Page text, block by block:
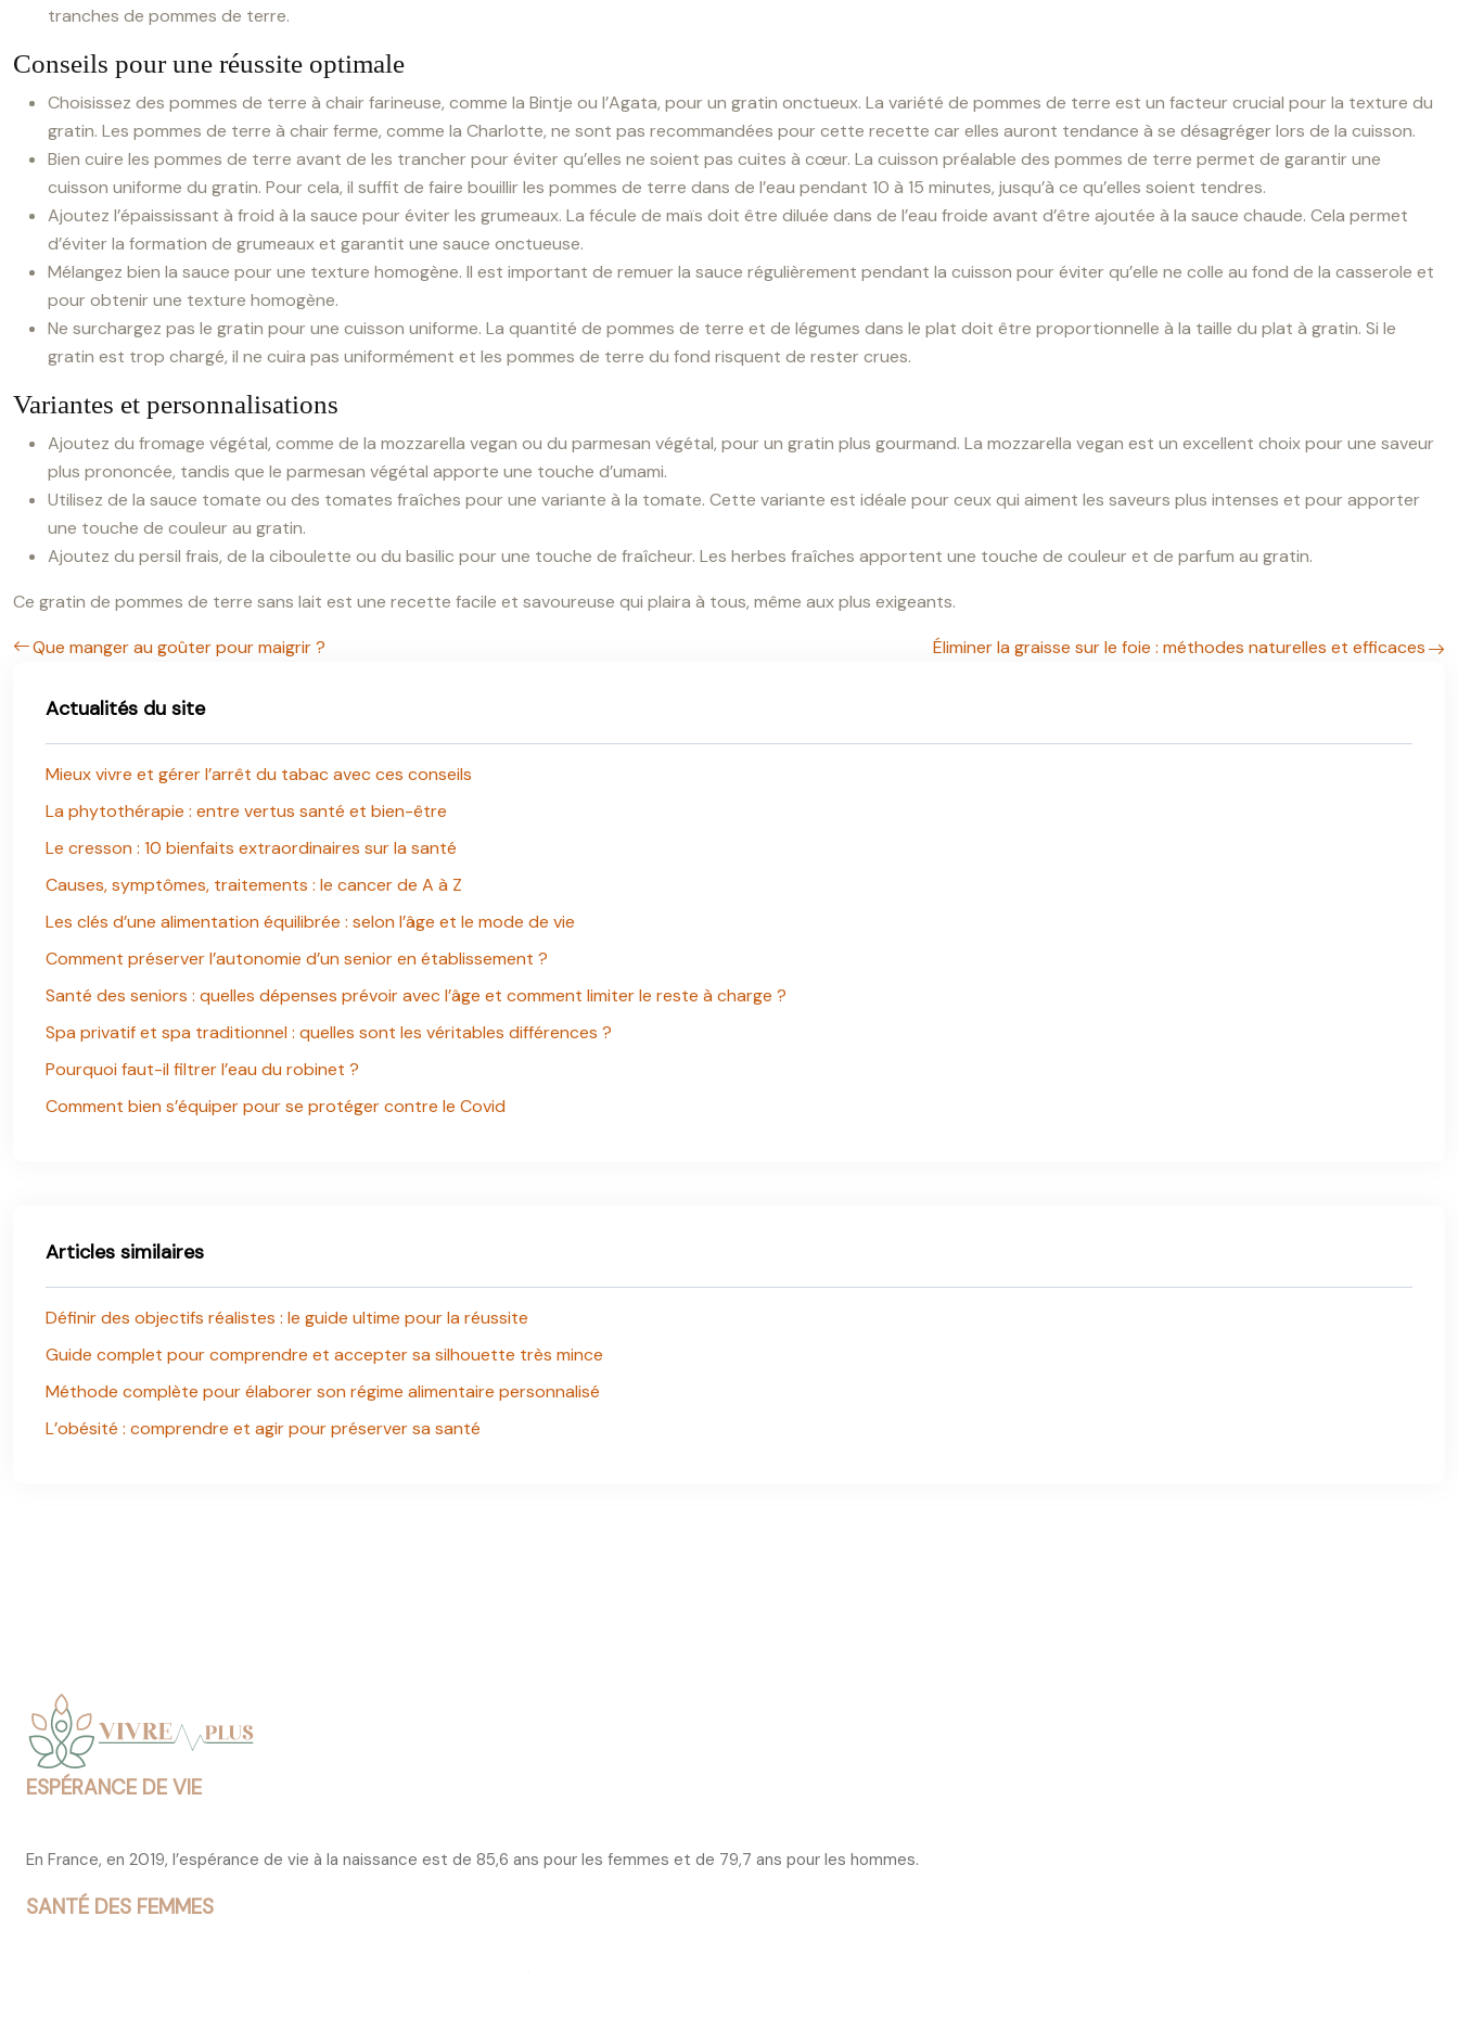
tranches de pommes de terre.
Conseils pour une réussite optimale
Choisissez des pommes de terre à chair farineuse, comme la Bintje ou l’Agata, pour un gratin onctueux. La variété de pommes de terre est un facteur crucial pour la texture du
gratin. Les pommes de terre à chair ferme, comme la Charlotte, ne sont pas recommandées pour cette recette car elles auront tendance à se désagréger lors de la cuisson.
Bien cuire les pommes de terre avant de les trancher pour éviter qu’elles ne soient pas cuites à cœur. La cuisson préalable des pommes de terre permet de garantir une
cuisson uniforme du gratin. Pour cela, il suffit de faire bouillir les pommes de terre dans de l’eau pendant 10 à 15 minutes, jusqu’à ce qu’elles soient tendres.
Ajoutez l’épaississant à froid à la sauce pour éviter les grumeaux. La fécule de maïs doit être diluée dans de l’eau froide avant d’être ajoutée à la sauce chaude. Cela permet
d’éviter la formation de grumeaux et garantit une sauce onctueuse.
Mélangez bien la sauce pour une texture homogène. Il est important de remuer la sauce régulièrement pendant la cuisson pour éviter qu’elle ne colle au fond de la casserole et
pour obtenir une texture homogène.
Ne surchargez pas le gratin pour une cuisson uniforme. La quantité de pommes de terre et de légumes dans le plat doit être proportionnelle à la taille du plat à gratin. Si le
gratin est trop chargé, il ne cuira pas uniformément et les pommes de terre du fond risquent de rester crues.
Variantes et personnalisations
Ajoutez du fromage végétal, comme de la mozzarella vegan ou du parmesan végétal, pour un gratin plus gourmand. La mozzarella vegan est un excellent choix pour une saveur
plus prononcée, tandis que le parmesan végétal apporte une touche d’umami.
Utilisez de la sauce tomate ou des tomates fraîches pour une variante à la tomate. Cette variante est idéale pour ceux qui aiment les saveurs plus intenses et pour apporter
une touche de couleur au gratin.
Ajoutez du persil frais, de la ciboulette ou du basilic pour une touche de fraîcheur. Les herbes fraîches apportent une touche de couleur et de parfum au gratin.
Ce gratin de pommes de terre sans lait est une recette facile et savoureuse qui plaira à tous, même aux plus exigeants.
Que manger au goûter pour maigrir ?
Éliminer la graisse sur le foie : méthodes naturelles et efficaces
Actualités du site
Mieux vivre et gérer l’arrêt du tabac avec ces conseils
La phytothérapie : entre vertus santé et bien-être
Le cresson : 10 bienfaits extraordinaires sur la santé
Causes, symptômes, traitements : le cancer de A à Z
Les clés d’une alimentation équilibrée : selon l’âge et le mode de vie
Comment préserver l’autonomie d’un senior en établissement ?
Santé des seniors : quelles dépenses prévoir avec l’âge et comment limiter le reste à charge ?
Spa privatif et spa traditionnel : quelles sont les véritables différences ?
Pourquoi faut-il filtrer l’eau du robinet ?
Comment bien s’équiper pour se protéger contre le Covid
Articles similaires
Définir des objectifs réalistes : le guide ultime pour la réussite
Guide complet pour comprendre et accepter sa silhouette très mince
Méthode complète pour élaborer son régime alimentaire personnalisé
L’obésité : comprendre et agir pour préserver sa santé
ESPÉRANCE DE VIE
En France, en 2019, l’espérance de vie à la naissance est de 85,6 ans pour les femmes et de 79,7 ans pour les hommes.
SANTÉ DES FEMMES